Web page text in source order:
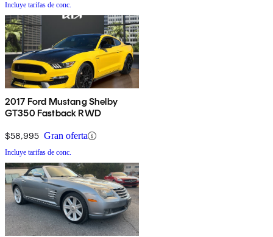
Incluye tarifas de conc.
2017 Ford Mustang Shelby
GT350 Fastback RWD
$58,995 Gran oferta
Incluye tarifas de conc.